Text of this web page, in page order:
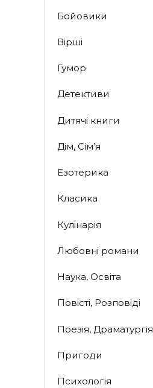
Бойовики
Вірші
Гумор
Детективи
Дитячі книги
Дім, Сім’я
Езотерика
Класика
Кулінарія
Любовні романи
Наука, Освіта
Повісті, Розповіді
Поезія, Драматургія
Пригоди
Психологія